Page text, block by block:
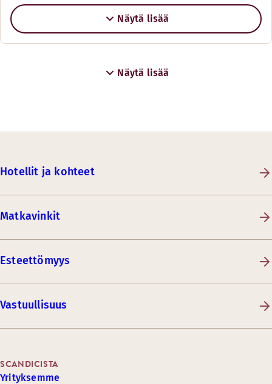
Näytä lisää
Näytä lisää
Hotellit ja kohteet
Matkavinkit
Esteettömyys
Vastuullisuus
SCANDICISTA
Yrityksemme